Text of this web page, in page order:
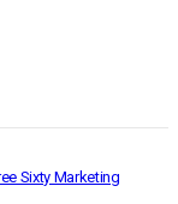
Sixty Marketing